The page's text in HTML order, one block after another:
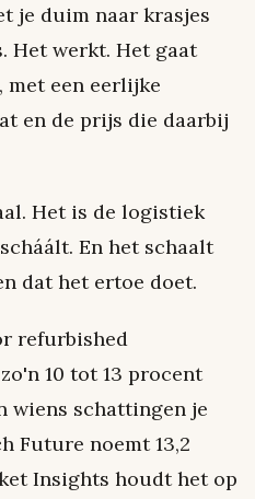
je duim naar krasjes
Het werkt. Het gaat
met een eerlijke
en de prijs die daarbij
Het is de logistiek
En het schaalt
dat het ertoe doet.
refurbished
10 tot 13 procent
wiens schattingen je
Future noemt 13,2
Insights houdt het op